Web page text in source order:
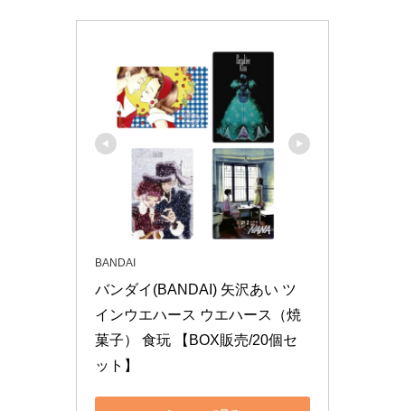
BANDAI
バンダイ(BANDAI) 矢沢あい ツ
インウエハース ウエハース（焼
菓子） 食玩 【BOX販売/20個セ
ット】